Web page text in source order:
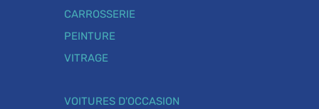
CARROSSERIE
PEINTURE
VITRAGE
VOITURES D'OCCASION